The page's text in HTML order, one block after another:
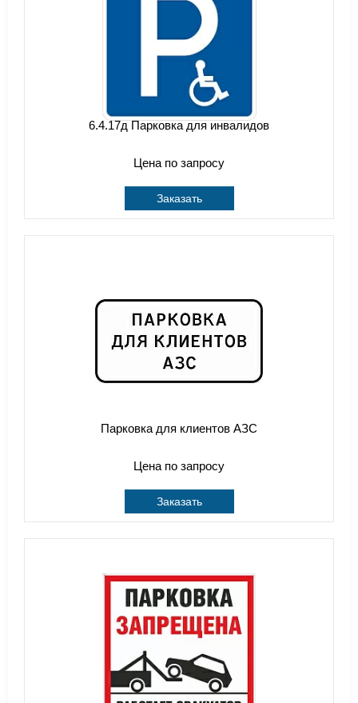
6.4.17д Парковка для инвалидов
Цена по запросу
Заказать
Парковка для клиентов АЗС
Цена по запросу
Заказать